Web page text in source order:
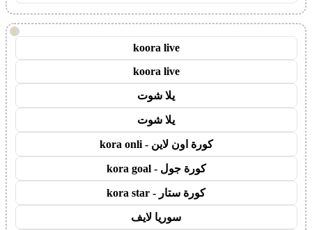
!
koora live
koora live
يلا شوت
يلا شوت
كورة اون لاين - kora onli
كورة جول - kora goal
كورة ستار - kora star
سوريا لايف